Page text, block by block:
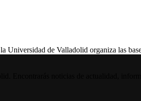
de Valladolid organiza las